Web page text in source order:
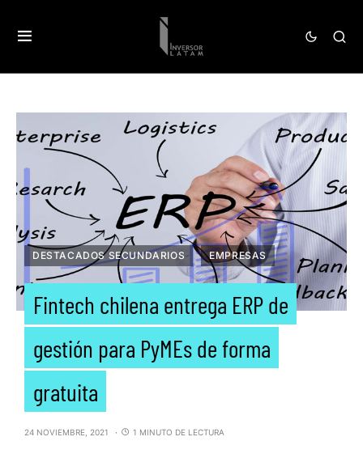
DESTACADOS SECUNDARIOS EMPRESAS
Fintech chilena entrega ERP de
gestión para PyMEs de forma
gratuita
24 NOVIEMBRE, 2021 1 MINUTO DE LECTURA